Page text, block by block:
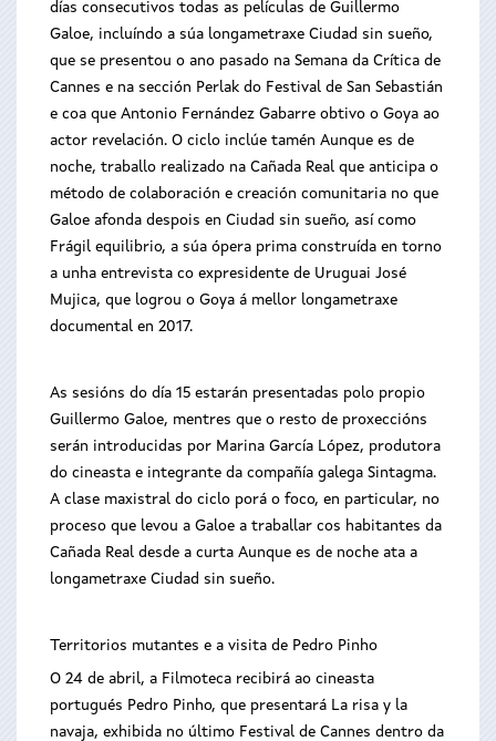
días consecutivos todas as películas de Guillermo
Galoe, incluíndo a súa longametraxe Ciudad sin sueño,
que se presentou o ano pasado na Semana da Crítica de
Cannes e na sección Perlak do Festival de San Sebastián
e coa que Antonio Fernández Gabarre obtivo o Goya ao
actor revelación. O ciclo inclúe tamén Aunque es de
noche, traballo realizado na Cañada Real que anticipa o
método de colaboración e creación comunitaria no que
Galoe afonda despois en Ciudad sin sueño, así como
Frágil equilibrio, a súa ópera prima construída en torno
a unha entrevista co expresidente de Uruguai José
Mujica, que logrou o Goya á mellor longametraxe
documental en 2017.
As sesións do día 15 estarán presentadas polo propio
Guillermo Galoe, mentres que o resto de proxeccións
serán introducidas por Marina García López, produtora
do cineasta e integrante da compañía galega Sintagma.
A clase maxistral do ciclo porá o foco, en particular, no
proceso que levou a Galoe a traballar cos habitantes da
Cañada Real desde a curta Aunque es de noche ata a
longametraxe Ciudad sin sueño.
Territorios mutantes e a visita de Pedro Pinho
O 24 de abril, a Filmoteca recibirá ao cineasta
portugués Pedro Pinho, que presentará La risa y la
navaja, exhibida no último Festival de Cannes dentro da